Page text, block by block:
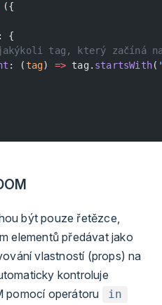
({
{
tag, který začíná
: (tag) => tag. startsWith(
být pouze řetězce,
elementů předávat jako
vlastností (props) na
kontroluje
pomocí operátoru
in